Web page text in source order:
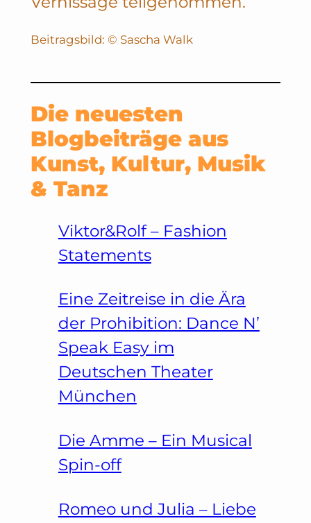
Beitragsbild: © Sascha Walk
Die neuesten
Blogbeiträge aus
Kunst, Kultur, Musik
& Tanz
Viktor&Rolf – Fashion
Statements
Eine Zeitreise in die Ära
der Prohibition: Dance N’
Speak Easy im
Deutschen Theater
München
Die Amme – Ein Musical
Spin-off
Romeo und Julia – Liebe